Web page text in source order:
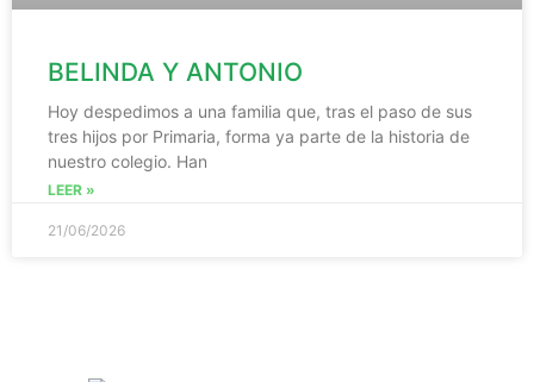
BELINDA Y ANTONIO
Hoy despedimos a una familia que, tras el paso de sus
tres hijos por Primaria, forma ya parte de la historia de
nuestro colegio. Han
LEER »
21/06/2026